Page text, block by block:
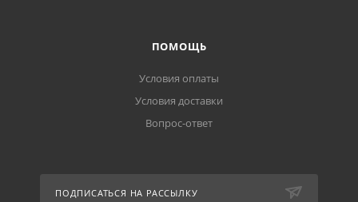
ПОМОЩЬ
Условия оплаты
Условия доставки
Вопрос-ответ
ПОДПИСАТЬСЯ НА РАССЫЛКУ